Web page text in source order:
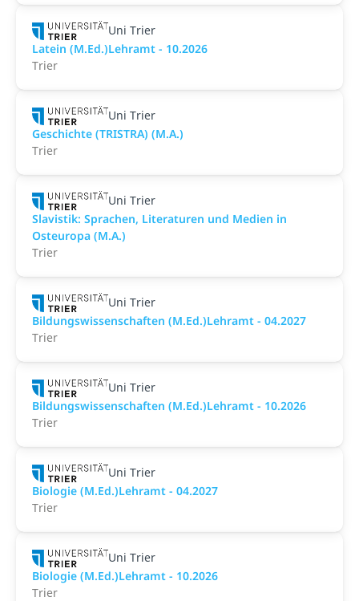
Uni Trier
Latein (M.Ed.)Lehramt - 10.2026
Trier
Uni Trier
Geschichte (TRISTRA) (M.A.)
Trier
Uni Trier
Slavistik: Sprachen, Literaturen und Medien in
Osteuropa (M.A.)
Trier
Uni Trier
Bildungswissenschaften (M.Ed.)Lehramt - 04.2027
Trier
Uni Trier
Bildungswissenschaften (M.Ed.)Lehramt - 10.2026
Trier
Uni Trier
Biologie (M.Ed.)Lehramt - 04.2027
Trier
Uni Trier
Biologie (M.Ed.)Lehramt - 10.2026
Trier